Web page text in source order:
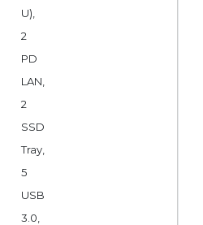
U),
2
PD
LAN,
2
SSD
Tray,
5
USB
3.0,